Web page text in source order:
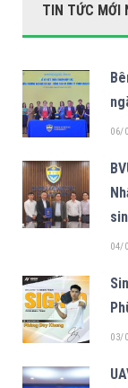
TIN TỨC MỚI
06/
04/
03/